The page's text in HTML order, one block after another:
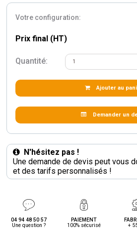
Votre configuration:
Prix final (HT)
Quantité:
Ajouter au
Demander un
N'hésitez pas !
Une demande de devis peut vous
et des tarifs personnalisés !
04 94 48 50 57
Une question ?
PAIEMENT
100% sécurisé
+